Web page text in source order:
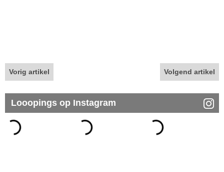
Vorig artikel Volgend artikel
Looopings op Instagram